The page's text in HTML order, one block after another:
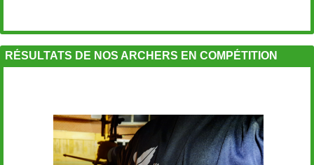
RÉSULTATS DE NOS ARCHERS EN COMPÉTITION